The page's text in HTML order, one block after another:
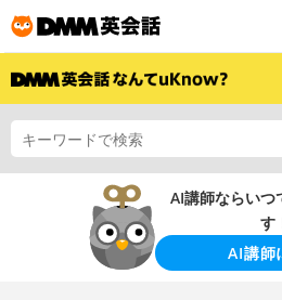
AI講師ならいつ
す
AI講師